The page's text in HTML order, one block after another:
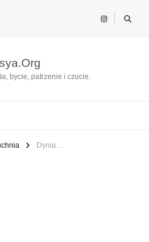
bycie, patrzenie i czucie.
Dynia…